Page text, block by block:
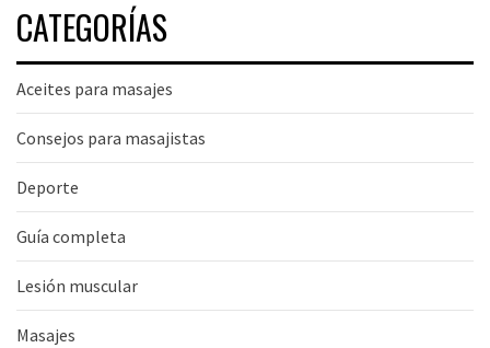
CATEGORÍAS
Aceites para masajes
Consejos para masajistas
Deporte
Guía completa
Lesión muscular
Masajes